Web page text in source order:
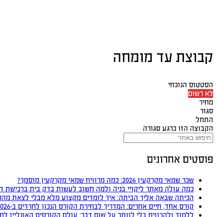
קבוצת עד מומחה
הסטטוס הנוכחי
לא רשום
מחיר
סגור
התחל
הקבוצה הזו כרגע סגורה
פוסטים אחרונים
שכר שמאי מקרקעין 2026: כמה מרוויח שמאי מקרקעין מוסמך?
כמה עולה מאתר ליקויי בניה ולמה חשוב לעשות בדק בית ברכישת
הכיתה שבאה אליך הביתה: איך לומדים מקצוע מלא מבלי לצאת
קורס אחד, חיים אחרים: המדריך לבחירת הקורס הנכון לחרדים ב-2026
ללמוד ולהרוויח בלי לוותר על שום דבר: עולם הקורסים האונליין